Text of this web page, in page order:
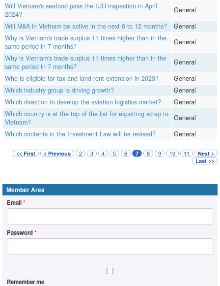
Will Vietnam's seafood pass the IUU inspection in April
2024?
General
Will M&A in Vietnam be active in the next 6 to 12 months?
General
Why is Vietnam's trade surplus 11 times higher than in the
same period in 7 months?
General
Why is Vietnam's trade surplus 11 times higher than in the
same period in 7 months?
General
Who is eligible for tax and land rent extension in 2023?
General
Which industry group is driving growth?
General
Which direction to develop the aviation logistics market?
General
Which country is at the top of the list for exporting scrap to
Vietnam?
General
Which contents in the Investment Law will be revised?
General
<< First < Previous 2 3 4 5 6 7 8 9 10 11
Next >
Last >>
Member Area
Email*
Password*
Remember me